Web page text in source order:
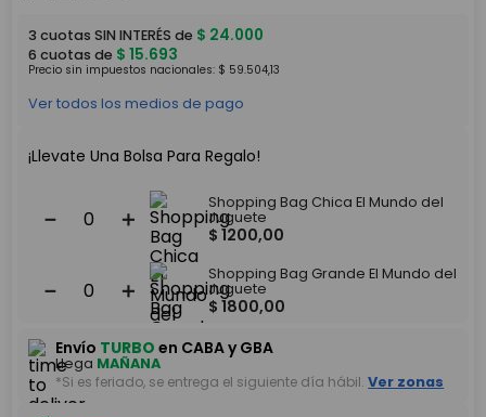
3 cuotas SIN INTERÉS de $ 24.000
6 cuotas de $ 15.693
Precio sin impuestos nacionales: $ 59.504,13
Ver todos los medios de pago
¡Llevate Una Bolsa Para Regalo!
＋
－
Shopping Bag Chica El Mundo del
Juguete
$ 1200,00
＋
－
Shopping Bag Grande El Mundo del
Juguete
$ 1800,00
Envío TURBO en CABA y GBA
Llega MAÑANA
*Si es feriado, se entrega el siguiente día hábil. Ver zonas